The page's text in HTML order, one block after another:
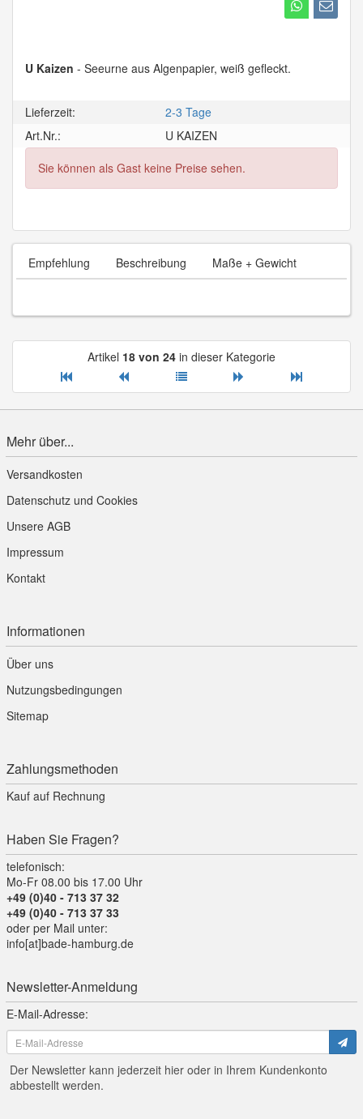
U Kaizen - Seeurne aus Algenpapier, weiß gefleckt.
Lieferzeit:
2-3 Tage
Art.Nr.:
U KAIZEN
Sie können als Gast keine Preise sehen.
Empfehlung Beschreibung Maße + Gewicht
Artikel 18 von 24 in dieser Kategorie
Mehr über...
Versandkosten
Datenschutz und Cookies
Unsere AGB
Impressum
Kontakt
Informationen
Über uns
Nutzungsbedingungen
Sitemap
Zahlungsmethoden
Kauf auf Rechnung
Haben Sie Fragen?
telefonisch:
Mo-Fr 08.00 bis 17.00 Uhr
+49 (0)40 - 713 37 32
+49 (0)40 - 713 37 33
oder per Mail unter:
info[at]bade-hamburg.de
Newsletter-Anmeldung
E-Mail-Adresse:
Der Newsletter kann jederzeit hier oder in Ihrem Kundenkonto
abbestellt werden.